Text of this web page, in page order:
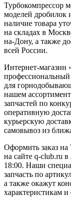
Турбокомпрессор
моделей дробилок
наличие товара
на складах в
на-Дону, а также
всей России.
Интернет-
для
нашем
запчастей по
оперативную
курьерскую
самовывоз из
Оформить заказ
на сайте q-club.ru
18:00. Наши
запчасть по
а также окажут
характеристикам